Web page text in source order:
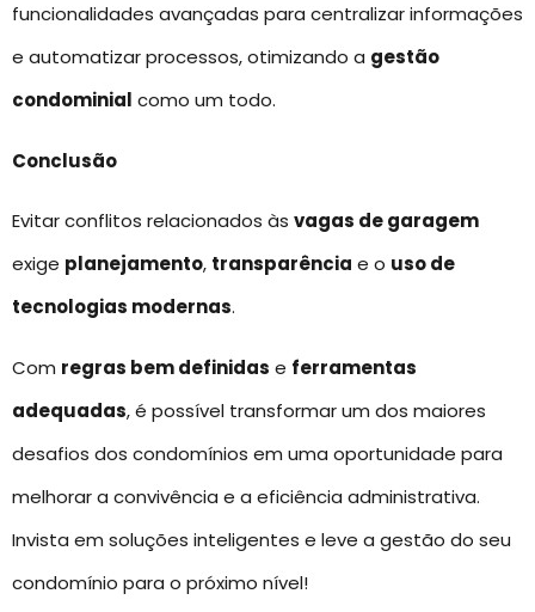
funcionalidades avançadas para centralizar informações
e automatizar processos, otimizando a gestão
condominial como um todo.
Conclusão
Evitar conflitos relacionados às vagas de garagem
exige planejamento, transparência e o uso de
tecnologias modernas.
Com regras bem definidas e ferramentas
adequadas, é possível transformar um dos maiores
desafios dos condomínios em uma oportunidade para
melhorar a convivência e a eficiência administrativa.
Invista em soluções inteligentes e leve a gestão do seu
condomínio para o próximo nível!